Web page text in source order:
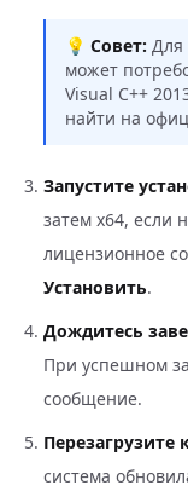
💡 Совет: Для
может
Visual C++
найти на
Запустите
затем x64, если
лицензионное
Установить.
Дождитесь
При успешном
сообщение.
Перезагрузите
система